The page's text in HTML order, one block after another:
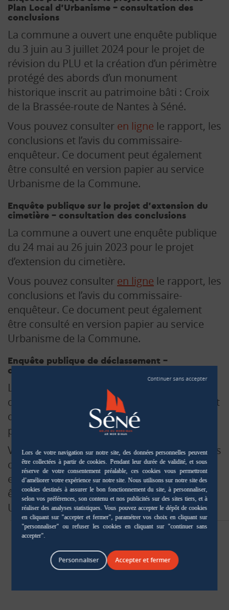
Plan Local d’Urbanisme – consultation des
conclusions
La commune a ouvert une enquête publique
du 3 juin au 3 juillet 2024 pour le projet de
révision du PLU et la création d’un périmètre
protégé des abords d’un monument
historique inscrit au patrimoine bâti : Croix
de la Brassée-route de Nantes à Séné.
Vous pouvez consulter en ligne le rapport, les
conclusions et l’avis du commissaire-
enquêteur. Ce document peut également
être consulté en version papier au service
Urbanisme de la Commune.
Enquête publique sur le projet d’extension du
cimetière – consultation des conclusions
La commune a ouvert une enquête publique
du 24 mai au 26 juin 2023 pour le projet
d’extension du cimetière.
Vous pouvez consulter en ligne le rapport, les
conclusions et l’avis du commissaire-
enquêteur. Ce document peut également
être consulté en version papier au service
Urbanisme de la Commune.
Enquête publique de déclassement –
consultation des conclusions
La commune a ouvert une enquête publique
du 5 au 20 janvier 2023 pour le déclassement
de plusieurs terrains situés en domaine
public communal.
Vous pouvez consulteren lignele rapport, les
conclusions et l’avis du commissaire-
enquêteur. Ce document peut également
être consulté en version papier au service
Urbanisme de la Commune.
Personnaliser